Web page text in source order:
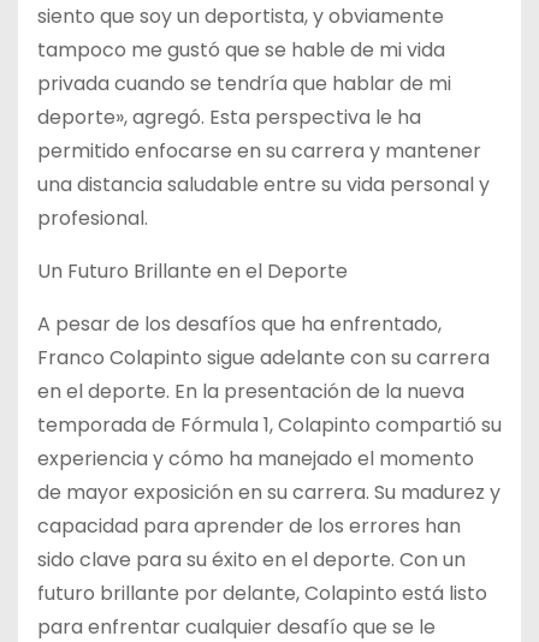
siento que soy un deportista, y obviamente
tampoco me gustó que se hable de mi vida
privada cuando se tendría que hablar de mi
deporte», agregó. Esta perspectiva le ha
permitido enfocarse en su carrera y mantener
una distancia saludable entre su vida personal y
profesional.
Un Futuro Brillante en el Deporte
A pesar de los desafíos que ha enfrentado,
Franco Colapinto sigue adelante con su carrera
en el deporte. En la presentación de la nueva
temporada de Fórmula 1, Colapinto compartió su
experiencia y cómo ha manejado el momento
de mayor exposición en su carrera. Su madurez y
capacidad para aprender de los errores han
sido clave para su éxito en el deporte. Con un
futuro brillante por delante, Colapinto está listo
para enfrentar cualquier desafío que se le